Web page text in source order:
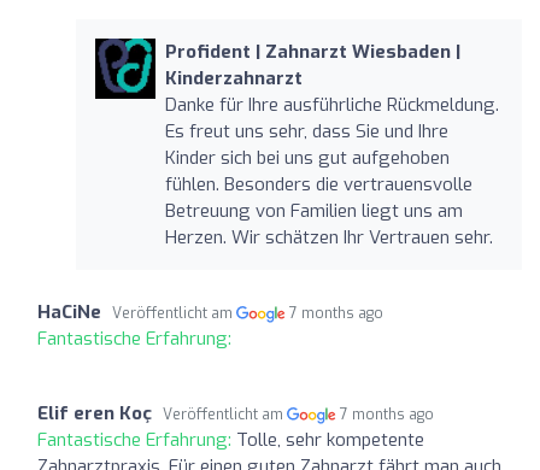
Profident | Zahnarzt Wiesbaden |
Kinderzahnarzt
Danke für Ihre ausführliche Rückmeldung.
Es freut uns sehr, dass Sie und Ihre
Kinder sich bei uns gut aufgehoben
fühlen. Besonders die vertrauensvolle
Betreuung von Familien liegt uns am
Herzen. Wir schätzen Ihr Vertrauen sehr.
HaCiNe Veröffentlicht am 7 months ago
Fantastische Erfahrung:
Elif eren Koç Veröffentlicht am 7 months ago
Fantastische Erfahrung: Tolle, sehr kompetente